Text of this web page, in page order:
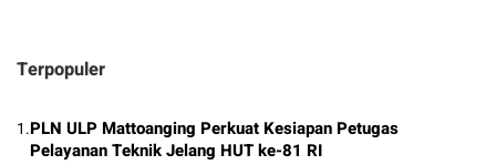
Terpopuler
1.PLN ULP Mattoanging Perkuat Kesiapan Petugas
Pelayanan Teknik Jelang HUT ke-81 RI